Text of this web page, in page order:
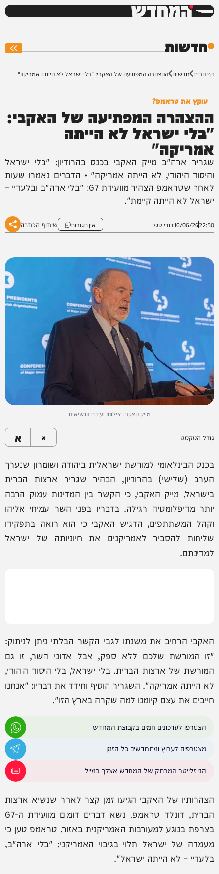
המחדש
חדשות
דף הבית חדשות ההצהרה המפתיעה של האקבי: "בלי ישראל לא הייתה אמריקה"
עוקץ את טראמפ?
ההצהרה המפתיעה של האקבי:
"בלי ישראל לא הייתה
אמריקה"
שגריר ארה"ב מייק האקבי בכנס בהרודיון: "בלי ישראל
והיסוד היהודי, לא הייתה אמריקה" • הדברים נאמרו שעות
לאחר שטראמפ הצהיר מוועידת G7: "בלי ארה"ב ובלעדיי –
ישראל לא הייתה קיימת".
22:50
16/06/26דודי סגל אין תגובות שיתוף הכתבה
מייק האקבי. צילום: ועידת הנשיאים
גודל הטקסט א א
בכנס הבינלאומי למורשת ישראלית ביהודה ושומרון שנערך
הערב (שלישי) בהרודיון, הבהיר שגריר ארצות הברית
בישראל, מייק האקבי, כי הקשר בין המדינות עמוק הרבה
יותר מדיפלומטיה רגילה. בדבריו בפני השר עמיחי אליהו
וקהל המשתתפים, הדגיש האקבי כי הוא רואה בתפקידו
שליחות להסביר לאמריקנים את חיוניותה של ישראל
למדינתם.
האקבי הרחיב את משנתו לגבי הקשר הבלתי ניתן לניתוק:
"זו המורשת שלכם ללא ספק, אבל אדוני השר, זו גם
המורשת של ארצות הברית. בלי ישראל, בלי היסוד היהודי,
לא הייתה אמריקה". השגריר הוסיף וחידד את דבריו: "אנחנו
חייבים את עצם קיומנו למה שקרה בארץ הזו".
הצטרפו לעדכונים חמים בקבוצת המחדש
מצטרפים לערוץ ומתחדשים כל הזמן
הניוזלייטר המרתק של המחדש אצלך במייל
הצהרותיו של האקבי הגיעו זמן קצר לאחר שנשיא ארצות
הברית, דונלד טראמפ, נשא דברים דומים מוועידת ה-G7
בצרפת בנוגע למעורבות האמריקנית באזור. טראמפ טען כי
מעמדה של ישראל תלוי בגיבוי האמריקני: "בלי ארה"ב,
בלעדיי – לא הייתה ישראל".